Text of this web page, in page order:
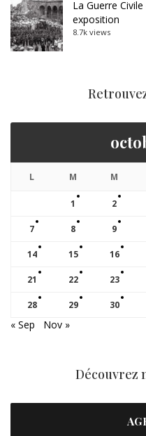
La Guerre
exposition
8.7k views
L M M
1 2
7 8 9
14 15 16
21 22 23
28 29 30
« Sep Nov »
Découvrez